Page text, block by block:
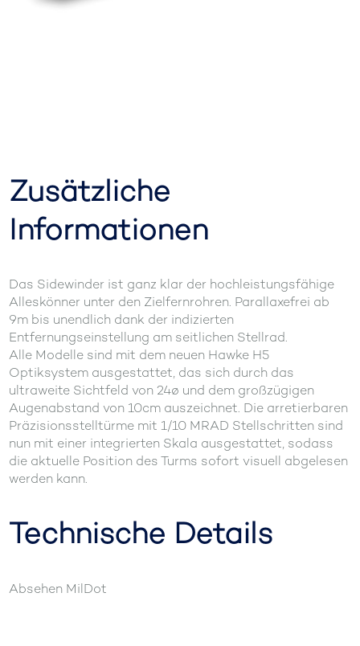
Zusätzliche
Informationen
Das Sidewinder ist ganz klar der hochleistungsfähige
Alleskönner unter den Zielfernrohren. Parallaxefrei ab
9m bis unendlich dank der indizierten
Entfernungseinstellung am seitlichen Stellrad.
Alle Modelle sind mit dem neuen Hawke H5
Optiksystem ausgestattet, das sich durch das
ultraweite Sichtfeld von 24ø und dem großzügigen
Augenabstand von 10cm auszeichnet. Die arretierbaren
Präzisionsstelltürme mit 1/10 MRAD Stellschritten sind
nun mit einer integrierten Skala ausgestattet, sodass
die aktuelle Position des Turms sofort visuell abgelesen
werden kann.
Technische Details
Absehen MilDot